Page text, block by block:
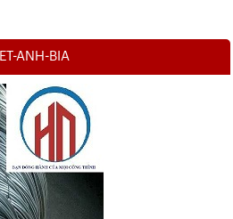
ANH-BIA